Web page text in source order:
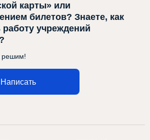
карты» или
билетов? Знаете, как
учреждений
Написать